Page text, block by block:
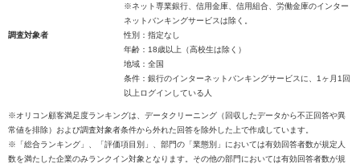
※ネット専業銀行、信用金庫、信用組合、労働金庫のインター
ネットバンキングサービスは除く。
調査対象者
性別：指定なし
年齢：18歳以上（高校生は除く）
地域：全国
条件：銀行のインターネットバンキングサービスに、1ヶ月1回
以上ログインしている人
※オリコン顧客満足度ランキングは、データクリーニング（回収したデータから不正回答や異
常値を排除）および調査対象者条件から外れた回答を除外した上で作成しています。
※「総合ランキング」、「評価項目別」、部門の「業態別」においては有効回答者数が規定人
数を満たした企業のみランクイン対象となります。その他の部門においては有効回答者数が規